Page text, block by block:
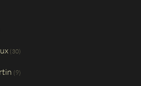
(30)
(9)